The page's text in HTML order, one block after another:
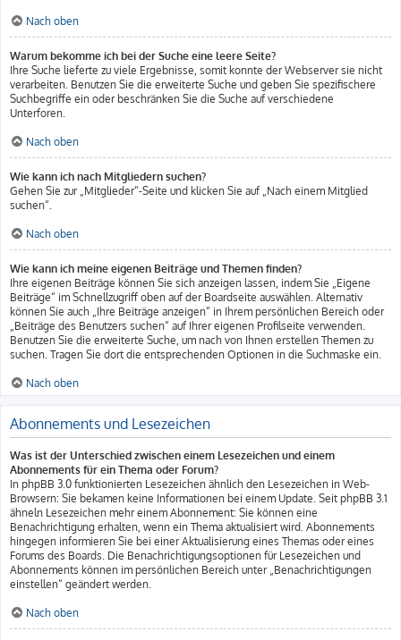
Nach oben
Warum bekomme ich bei der Suche eine leere Seite?
Ihre Suche lieferte zu viele Ergebnisse, somit konnte der Webserver sie nicht
verarbeiten. Benutzen Sie die erweiterte Suche und geben Sie spezifischere
Suchbegriffe ein oder beschränken Sie die Suche auf verschiedene
Unterforen.
Nach oben
Wie kann ich nach Mitgliedern suchen?
Gehen Sie zur „Mitglieder“-Seite und klicken Sie auf „Nach einem Mitglied
suchen“.
Nach oben
Wie kann ich meine eigenen Beiträge und Themen finden?
Ihre eigenen Beiträge können Sie sich anzeigen lassen, indem Sie „Eigene
Beiträge“ im Schnellzugriff oben auf der Boardseite auswählen. Alternativ
können Sie auch „Ihre Beiträge anzeigen“ in Ihrem persönlichen Bereich oder
„Beiträge des Benutzers suchen“ auf Ihrer eigenen Profilseite verwenden.
Benutzen Sie die erweiterte Suche, um nach von Ihnen erstellen Themen zu
suchen. Tragen Sie dort die entsprechenden Optionen in die Suchmaske ein.
Nach oben
Abonnements und Lesezeichen
Was ist der Unterschied zwischen einem Lesezeichen und einem
Abonnements für ein Thema oder Forum?
In phpBB 3.0 funktionierten Lesezeichen ähnlich den Lesezeichen in Web-
Browsern: Sie bekamen keine Informationen bei einem Update. Seit phpBB 3.1
ähneln Lesezeichen mehr einem Abonnement: Sie können eine
Benachrichtigung erhalten, wenn ein Thema aktualisiert wird. Abonnements
hingegen informieren Sie bei einer Aktualisierung eines Themas oder eines
Forums des Boards. Die Benachrichtigungsoptionen für Lesezeichen und
Abonnements können im persönlichen Bereich unter „Benachrichtigungen
einstellen“ geändert werden.
Nach oben